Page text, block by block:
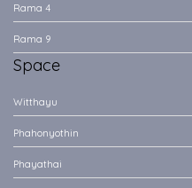
Rama 4
Rama 9
Space
Witthayu
Phahonyothin
Phayathai